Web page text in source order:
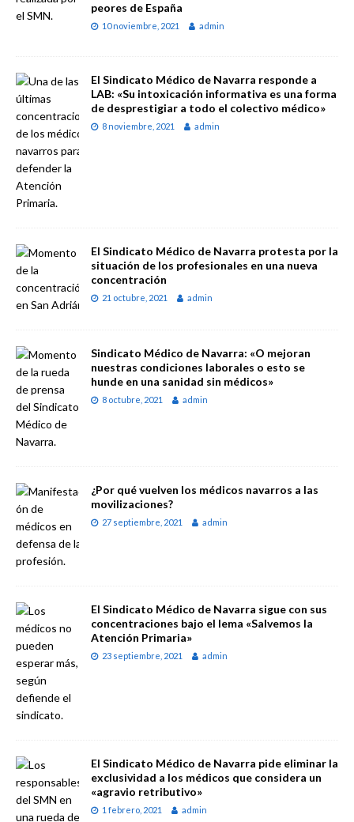
peores de España
10 noviembre, 2021 admin
El Sindicato Médico de Navarra responde a
LAB: «Su intoxicación informativa es una forma
de desprestigiar a todo el colectivo médico»
8 noviembre, 2021 admin
El Sindicato Médico de Navarra protesta por la
situación de los profesionales en una nueva
concentración
21 octubre, 2021 admin
Sindicato Médico de Navarra: «O mejoran
nuestras condiciones laborales o esto se
hunde en una sanidad sin médicos»
8 octubre, 2021 admin
¿Por qué vuelven los médicos navarros a las
movilizaciones?
27 septiembre, 2021 admin
El Sindicato Médico de Navarra sigue con sus
concentraciones bajo el lema «Salvemos la
Atención Primaria»
23 septiembre, 2021 admin
El Sindicato Médico de Navarra pide eliminar la
exclusividad a los médicos que considera un
«agravio retributivo»
1 febrero, 2021 admin